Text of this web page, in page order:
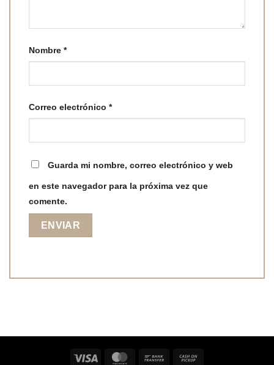
Nombre *
Correo electrónico *
Guarda mi nombre, correo electrónico y web
en este navegador para la próxima vez que
comente.
Visa MasterCardBank